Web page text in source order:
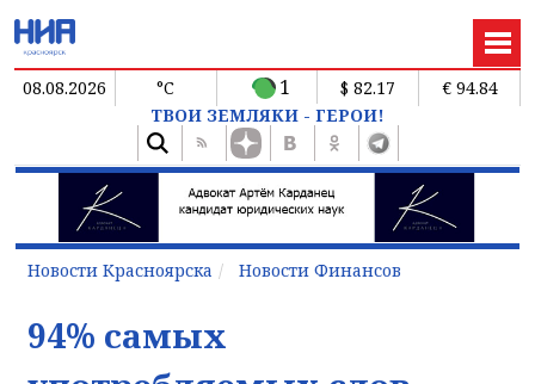
08.08.2026 °C 1 $ 82.17
€ 94.84
ТВОИ ЗЕМЛЯКИ - ГЕРОИ!
Новости Красноярска Новости Финансов
94% самых